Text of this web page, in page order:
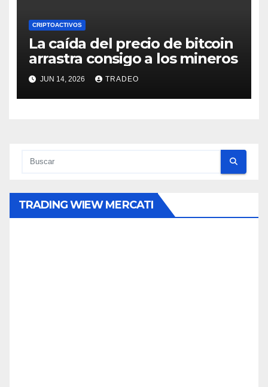
CRIPTOACTIVOS
La caída del precio de bitcoin
arrastra consigo a los mineros
JUN 14, 2026 TRADEO
TRADING WIEW MERCATI